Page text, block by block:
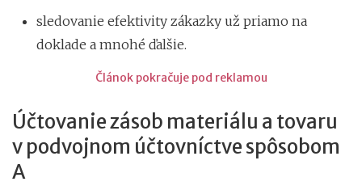
sledovanie efektivity zákazky už priamo na
doklade a mnohé ďalšie.
Článok pokračuje pod reklamou
Účtovanie zásob materiálu a tovaru
v podvojnom účtovníctve spôsobom
A